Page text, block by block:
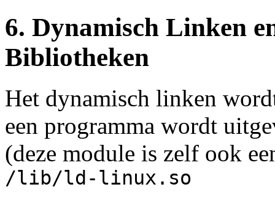
6. Dynamisch Linken
Bibliotheken
Het dynamisch linken
een programma wordt
(deze module is zelf ook
/lib/ld-linux.so